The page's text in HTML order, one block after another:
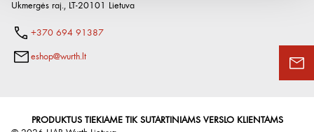
Ukmergės raj., LT-20101 Lietuva
+370 694 91387
eshop@wurth.lt
PRODUKTUS TIEKIAME TIK SUTARTINIAMS VERSLO KLIENTAMS